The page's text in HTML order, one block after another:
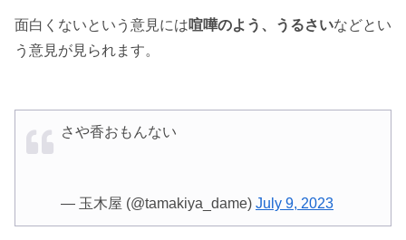
面白くないという意見には喧嘩のよう、うるさいなどとい
う意見が見られます。
さや香おもんない
— 玉木屋 (@tamakiya_dame) July 9, 2023